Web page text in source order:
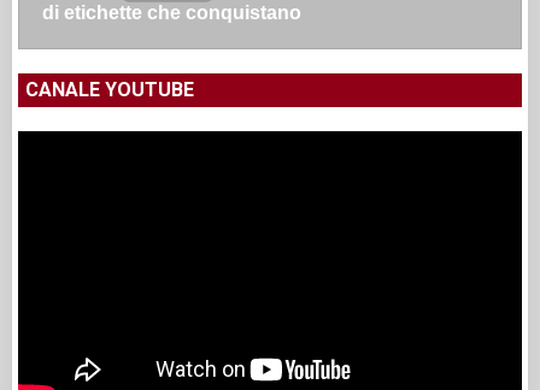
di etichette che conquistano
CANALE YOUTUBE